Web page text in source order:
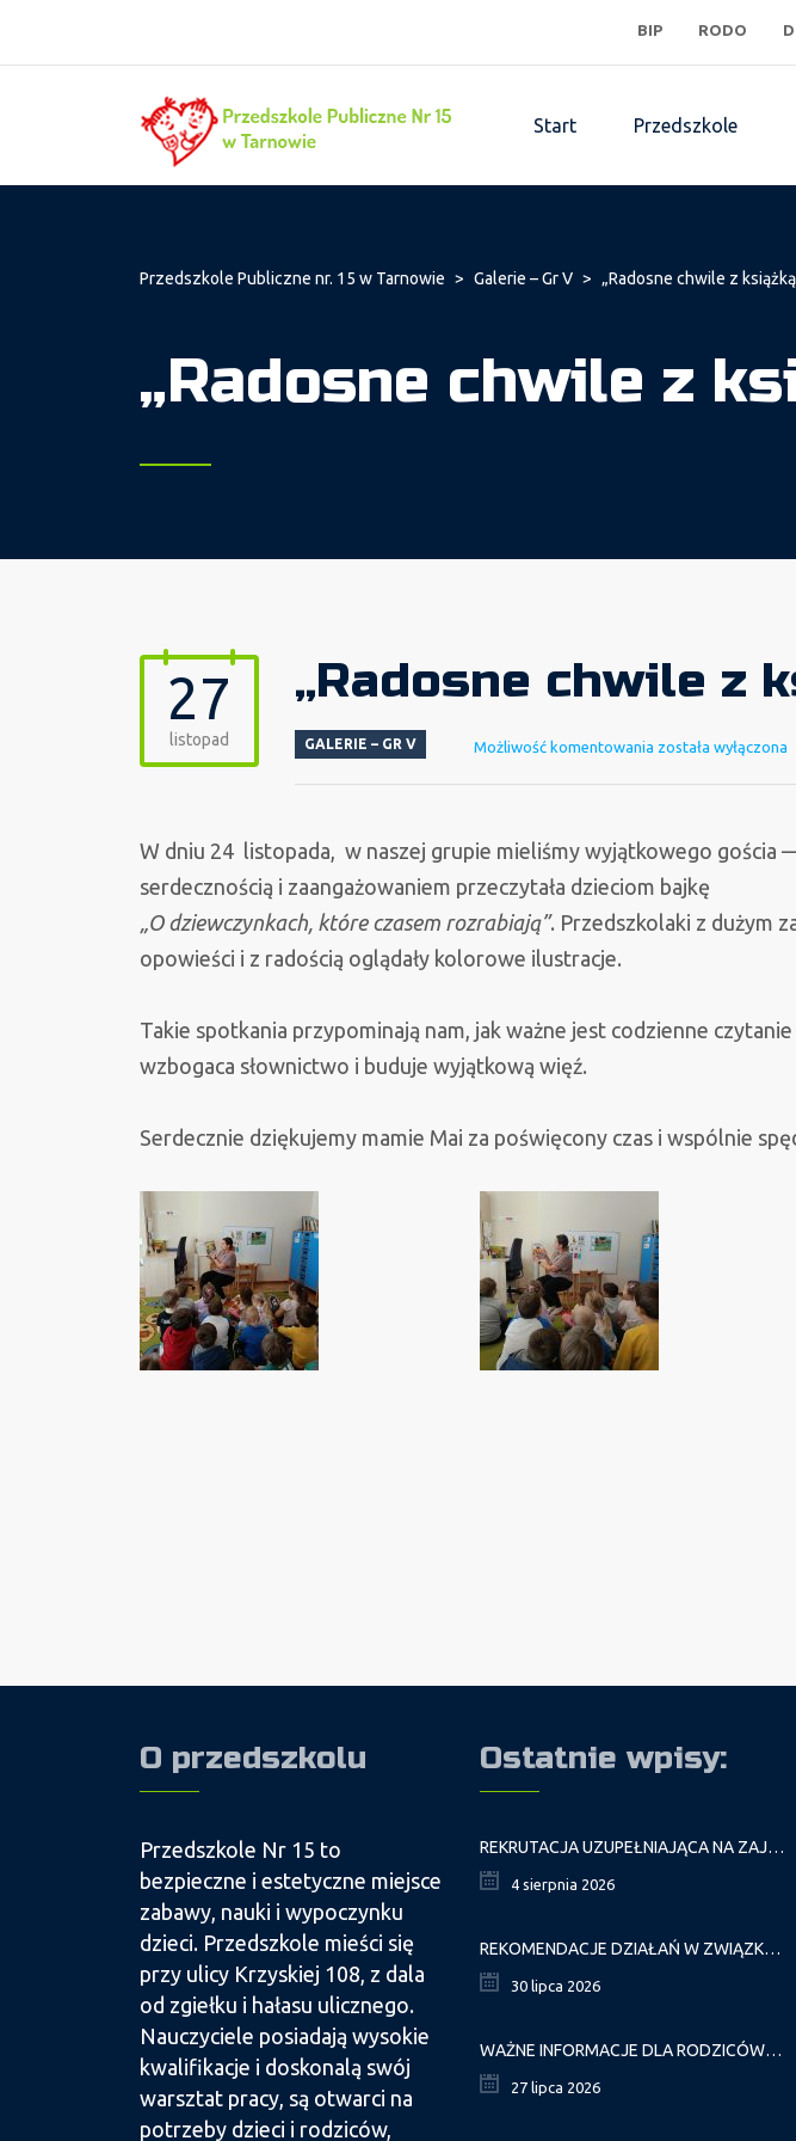
BIP RODO
Start Przedszkole
Przedszkole Publiczne nr. 15 w Tarnowie > Galerie – Gr V > „Radosne chwile z
„Radosne chwile z
27
listopad
„Radosne chwile z
GALERIE – GR V Możliwość komentowania „Radosne
książką”
została wyłączona
W dniu 24 listopada, w naszej grupie mieliśmy wyjątkowego gościa
serdecznością i zaangażowaniem przeczytała dzieciom bajkę
„O dziewczynkach, które czasem rozrabiają”. Przedszkolaki z dużym
opowieści i z radością oglądały kolorowe ilustracje.
Takie spotkania przypominają nam, jak ważne jest codzienne
wzbogaca słownictwo i buduje wyjątkową więź.
Serdecznie dziękujemy mamie Mai za poświęcony czas i wspólnie
O przedszkolu
Przedszkole Nr 15 to
bezpieczne i estetyczne miejsce
zabawy, nauki i wypoczynku
dzieci. Przedszkole mieści się
przy ulicy Krzyskiej 108, z dala
od zgiełku i hałasu ulicznego.
Nauczyciele posiadają wysokie
kwalifikacje i doskonalą swój
warsztat pracy, są otwarci na
potrzeby dzieci i rodziców,
Ostatnie wpisy:
REKRUTACJA UZUPEŁNIAJĄCA NA ZAJĘCIA PROWADZONE PRZEZ PAŁAC MŁODZIEŻY W ROKU SZKOLNYM 2026/2027
4 sierpnia 2026
REKOMENDACJE DZIAŁAŃ W ZWIĄZKU Z FALAMI UPAŁÓW
30 lipca 2026
WAŻNE INFORMACJE DLA RODZICÓW DZIECI NOWO PRZYJĘTYCH GR. I
27 lipca 2026